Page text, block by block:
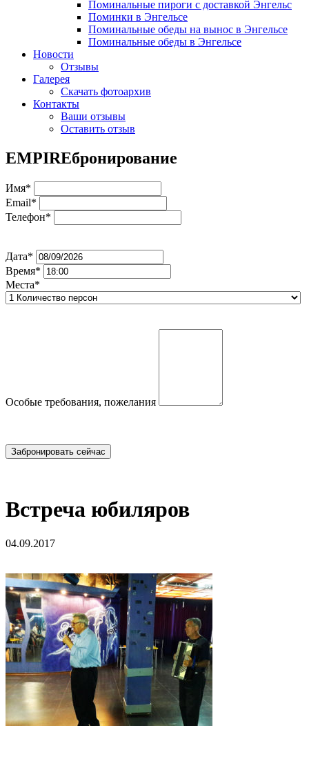
Поминальные пироги с доставкой Энгельс
Поминки в Энгельсе
Поминальные обеды на вынос в Энгельсе
Поминальные обеды в Энгельсе
Новости
Отзывы
Галерея
Скачать фотоархив
Контакты
Ваши отзывы
Оставить отзыв
EMPIREбронирование
Имя*
Email*
Телефон*
Дата*
Время*
Места*
Особые требования, пожелания
Встреча юбиляров
04.09.2017